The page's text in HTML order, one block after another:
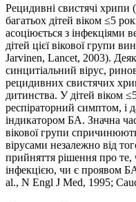
Рецидивні свистячі хрипи
багатьох дітей віком ≤5
асоціюється з інфекціями
дітей цієї вікової групи
Jarvinen, Lancet, 2003).
синцитіальний вірус,
рецидивних свистячих
дитинства. У дітей віком
респіраторний симптом, і
індикатором БА. Значна
вікової групи
вірусами незалежно від
прийняття рішення про
інфекцією, чи є проявом
al., N Engl J Med, 1995;